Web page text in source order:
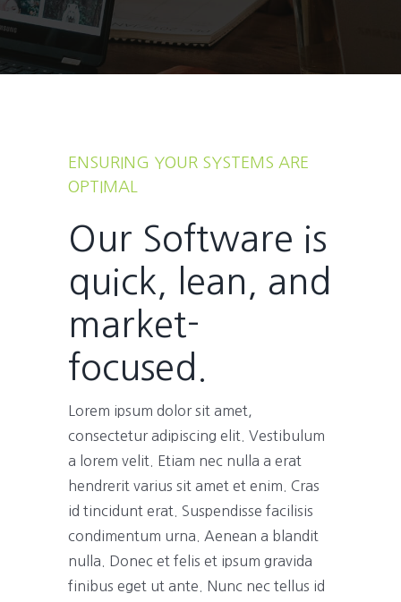
ENSURING YOUR SYSTEMS ARE
OPTIMAL
Our Software is
quick, lean, and
market-
focused.
Lorem ipsum dolor sit amet,
consectetur adipiscing elit. Vestibulum
a lorem velit. Etiam nec nulla a erat
hendrerit varius sit amet et enim. Cras
id tincidunt erat. Suspendisse facilisis
condimentum urna. Aenean a blandit
nulla. Donec et felis et ipsum gravida
finibus eget ut ante. Nunc nec tellus id